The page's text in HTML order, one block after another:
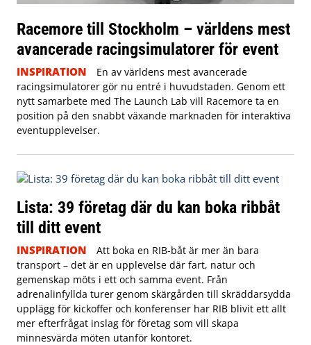
Racemore till Stockholm – världens mest
avancerade racingsimulatorer för event
INSPIRATION
En av världens mest avancerade
racingsimulatorer gör nu entré i huvudstaden. Genom ett
nytt samarbete med The Launch Lab vill Racemore ta en
position på den snabbt växande marknaden för interaktiva
eventupplevelser.
Lista: 39 företag där du kan boka ribbåt
till ditt event
INSPIRATION
Att boka en RIB-båt är mer än bara
transport – det är en upplevelse där fart, natur och
gemenskap möts i ett och samma event. Från
adrenalinfyllda turer genom skärgården till skräddarsydda
upplägg för kickoffer och konferenser har RIB blivit ett allt
mer efterfrågat inslag för företag som vill skapa
minnesvärda möten utanför kontoret.